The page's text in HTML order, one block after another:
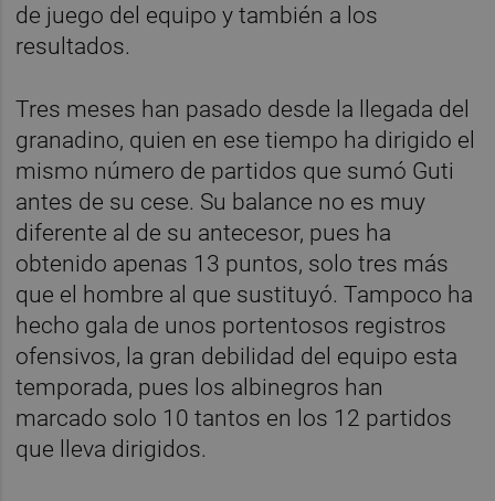
de juego del equipo y también a los
resultados.
Tres meses han pasado desde la llegada del
granadino, quien en ese tiempo ha dirigido el
mismo número de partidos que sumó Guti
antes de su cese. Su balance no es muy
diferente al de su antecesor, pues ha
obtenido apenas 13 puntos, solo tres más
que el hombre al que sustituyó. Tampoco ha
hecho gala de unos portentosos registros
ofensivos, la gran debilidad del equipo esta
temporada, pues los albinegros han
marcado solo 10 tantos en los 12 partidos
que lleva dirigidos.